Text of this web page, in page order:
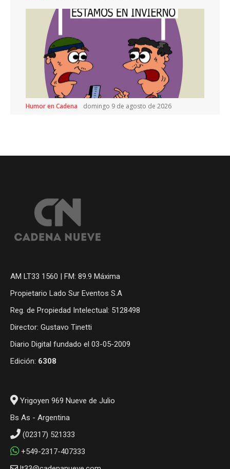
Humor en Cadena domingo 9 de agosto de 2026
AM LT33 1560 | FM: 89.9 Máxima
Propietario Lado Sur Eventos S.A
Reg. de Propiedad Intelectual: 5128498
Director: Gustavo Tinetti
Diario Digital fundado el 03-05-2009
Edición: 6308
Yrigoyen 969 Nueve de Julio
Bs As - Argentina
(02317) 521333
+549-2317-407333